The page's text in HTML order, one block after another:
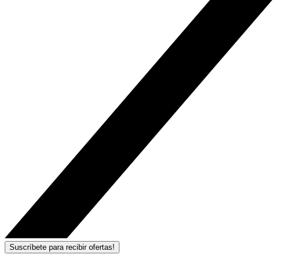
Suscríbete para recibir ofertas!